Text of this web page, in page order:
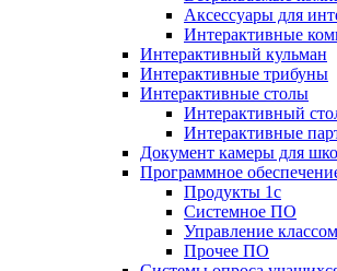
Аксессуары для
Интерактивные
Интерактивный кульман
Интерактивные трибуны
Интерактивные столы
Интерактивный
Интерактивные
Документ камеры для
Программное
Продукты 1с
Системное ПО
Управление классом
Прочее ПО